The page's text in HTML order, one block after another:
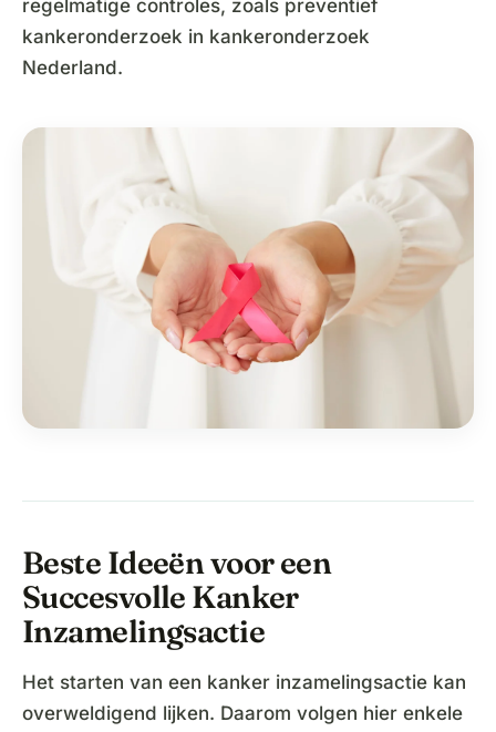
regelmatige controles, zoals preventief
kankeronderzoek in kankeronderzoek
Nederland.
Beste Ideeën voor een
Succesvolle Kanker
Inzamelingsactie
Het starten van een kanker inzamelingsactie kan
overweldigend lijken. Daarom volgen hier enkele